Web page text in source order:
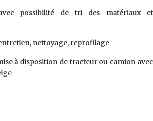
possibilité de tri des matériaux et
nettoyage, reprofilage
à disposition de tracteur ou camion avec